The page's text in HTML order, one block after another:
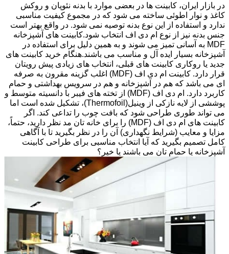
در بازار ایران، کابینت ها در بعضی موارد با بدنه نئوپان و روکش
کاغذ و نوار اطوئی ساخته می شود که در مجموع کیفیت مناسبی
ندارد و استفاده از این نوع بدنه توصیه نمی شود. در واقع بهتر است
جنس بدنه نیز از نوع ام دی اف انتخاب شود.کابینت های آشپزخانه
MDF به آسانی تمیز می شوند و به همین دلیل برای استفاده در
آشپزخانه بسیار ایده آل و مناسب می باشند.هنگام خرید کابینت های
جدید یا روکاری کابینت های قبلی، انتخاب های زیادی پیش رویتان
قرار دارد. کابینت ام دی اف (MDF) اغلب گزینه مقرون به صرفه
ای می باشد که هم در آشپزخانه و هم در سرویس بهداشتی و حمام
کاربرد دارد. ام دی اف (MDF) از تخته های فیبر با دانسیته متوسط و
پوششی از لایه نازکی از وینیل(Thermofoil)، تشکیل شده است اما
می تواند طوری طراحی شود که بافت چوب را تداعی کند. اگر
کابینت های ام دی اف (MDF) را برای خانه تان مد نظر دارید، حتماً،
مزایا و معایب (شرایط نگهداری) آن را در نظر بگیرید تا با آگاهی
کامل تصمیم بگیرید که آیا انتخاب مناسبی برای طراحی کابینت
آشپزخانه یا حمام تان می باشند یا خیر؟